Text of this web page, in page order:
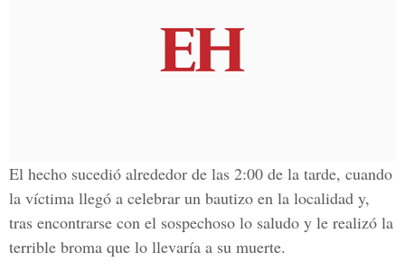
El hecho sucedió alrededor de las 2:00 de la tarde, cuando
la víctima llegó a celebrar un bautizo en la localidad y,
tras encontrarse con el sospechoso lo saludo y le realizó la
terrible broma que lo llevaría a su muerte.